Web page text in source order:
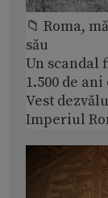
📁 Roma,
său
Un scandal
1.500 de
Vest
Imperiul